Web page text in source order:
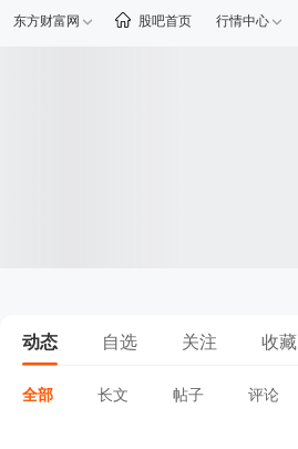
东方财富网 股吧首页 行情中心
动态 自选 关注 收藏
全部 长文 帖子 评论